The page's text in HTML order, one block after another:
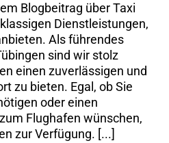
Blogbeitrag über Taxi
Dienstleistungen,
Als führendes
sind wir stolz
einen zuverlässigen und
zu bieten. Egal, ob Sie
oder einen
Flughafen wünschen,
zur Verfügung. [...]